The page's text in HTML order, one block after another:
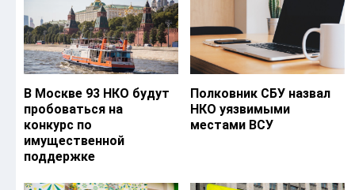
В Москве 93 НКО будут
пробоваться на
конкурс по
имущественной
поддержке
Полковник СБУ назвал
НКО уязвимыми
местами ВСУ